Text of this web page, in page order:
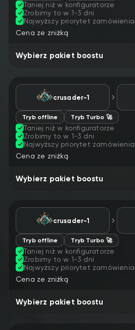
Taniej niż w konfiguratorze
Zrobimy to w 1-3 dni
Najwyższy priorytet zamówienia
Cena ze zniżką
Wybierz pakiet boostu
crusader-1
Tryb offline Tryb Turbo 🚀
Taniej niż w konfiguratorze
Zrobimy to w 1-3 dni
Najwyższy priorytet zamówienia
Cena ze zniżką
Wybierz pakiet boostu
crusader-1
Tryb offline Tryb Turbo 🚀
Taniej niż w konfiguratorze
Zrobimy to w 1-3 dni
Najwyższy priorytet zamówienia
Cena ze zniżką
Wybierz pakiet boostu